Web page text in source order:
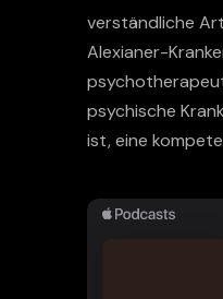
verständliche
Alexianer-
psychische
ist, eine